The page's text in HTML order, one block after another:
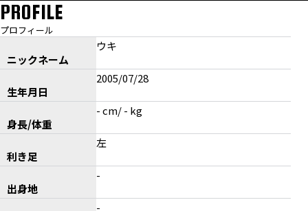
PROFILE
プロフィール
ニックネーム
ウキ
生年月日
2005/07/28
身長/体重
- cm/ - kg
利き足
左
出身地
-
-